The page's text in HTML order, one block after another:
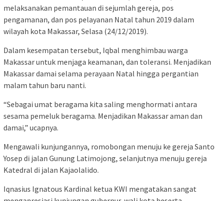
melaksanakan pemantauan di sejumlah gereja, pos
pengamanan, dan pos pelayanan Natal tahun 2019 dalam
wilayah kota Makassar, Selasa (24/12/2019).
Dalam kesempatan tersebut, Iqbal menghimbau warga
Makassar untuk menjaga keamanan, dan toleransi. Menjadikan
Makassar damai selama perayaan Natal hingga pergantian
malam tahun baru nanti.
“Sebagai umat beragama kita saling menghormati antara
sesama pemeluk beragama. Menjadikan Makassar aman dan
damai,” ucapnya.
Mengawali kunjungannya, romobongan menuju ke gereja Santo
Yosep di jalan Gunung Latimojong, selanjutnya menuju gereja
Katedral di jalan Kajaolalido.
Iqnasius Ignatous Kardinal ketua KWI mengatakan sangat